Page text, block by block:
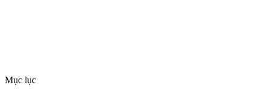
Mục lục